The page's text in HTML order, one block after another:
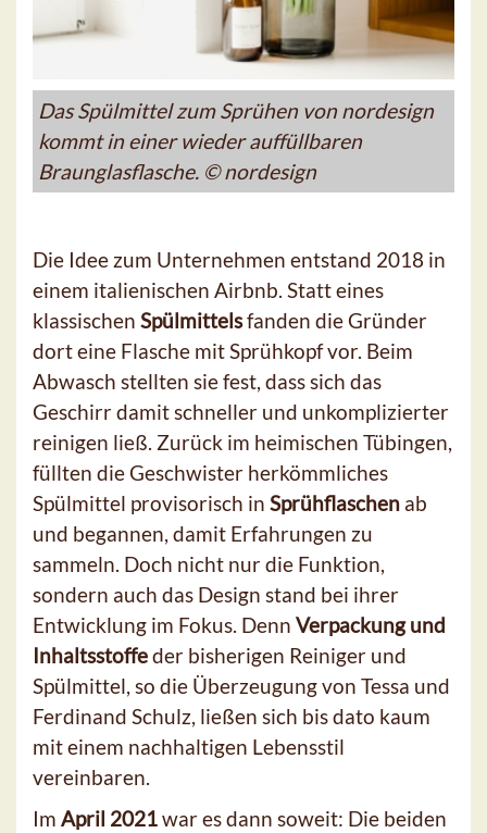
Das Spülmittel zum Sprühen von nordesign
kommt in einer wieder auffüllbaren
Braunglasflasche. © nordesign
Die Idee zum Unternehmen entstand 2018 in
einem italienischen Airbnb. Statt eines
klassischen Spülmittelsfanden die Gründer
dort eine Flasche mit Sprühkopf vor. Beim
Abwasch stellten sie fest, dass sich das
Geschirr damit schneller und unkomplizierter
reinigen ließ. Zurück im heimischen Tübingen,
füllten die Geschwister herkömmliches
Spülmittel provisorisch in Sprühflaschen ab
und begannen, damit Erfahrungen zu
sammeln. Doch nicht nur die Funktion,
sondern auch das Design stand bei ihrer
Entwicklung im Fokus. Denn Verpackung und
Inhaltsstoffeder bisherigen Reiniger und
Spülmittel, so die Überzeugung von Tessa und
Ferdinand Schulz, ließen sich bis dato kaum
mit einem nachhaltigen Lebensstil
vereinbaren.
Im April 2021war es dann soweit: Die beiden